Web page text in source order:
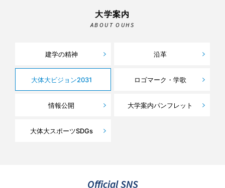
大学案内
ABOUT OUHS
建学の精神 沿革
大体大ビジョン2031 ロゴマーク・学歌
情報公開 大学案内パンフレット
大体大スポーツSDGs
Official SNS